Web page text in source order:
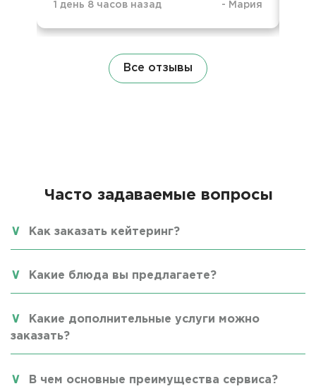
1 день 8 часов назад - Мария
Все отзывы
Часто задаваемые вопросы
Как заказать кейтеринг?
Какие блюда вы предлагаете?
Какие дополнительные услуги можно
заказать?
В чем основные преимущества сервиса?